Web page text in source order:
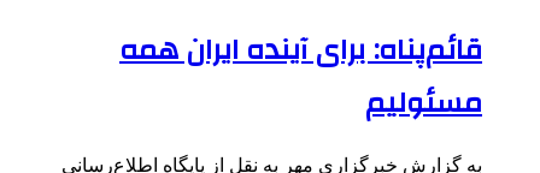
قائم‌پناه: برای آینده ایران همه
مسئولیم
به گزارش خبرگزاری مهر به نقل از پایگاه اطلاع‌رسانی